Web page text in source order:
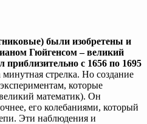
были изобретены и
Гюйгенсом – великий
с 1656 по 1695
стрелка. Но создание
которые
математик). Он
его колебаниями, который
Эти наблюдения и